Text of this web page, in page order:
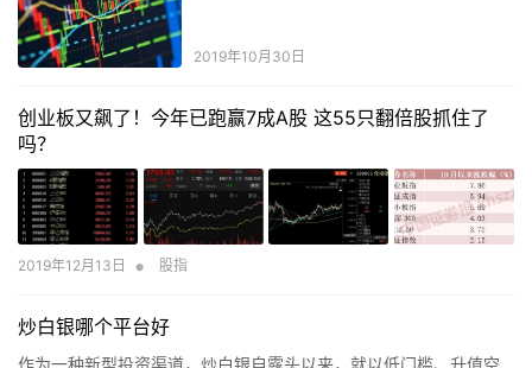
2019年10月30日
创业板又飙了！今年已跑赢7成A股 这55只翻倍股抓住了
吗？
2019年12月13日 • 股指
炒白银哪个平台好
作为一种新型投资渠道，炒白银自露头以来，就以低门槛、升值空